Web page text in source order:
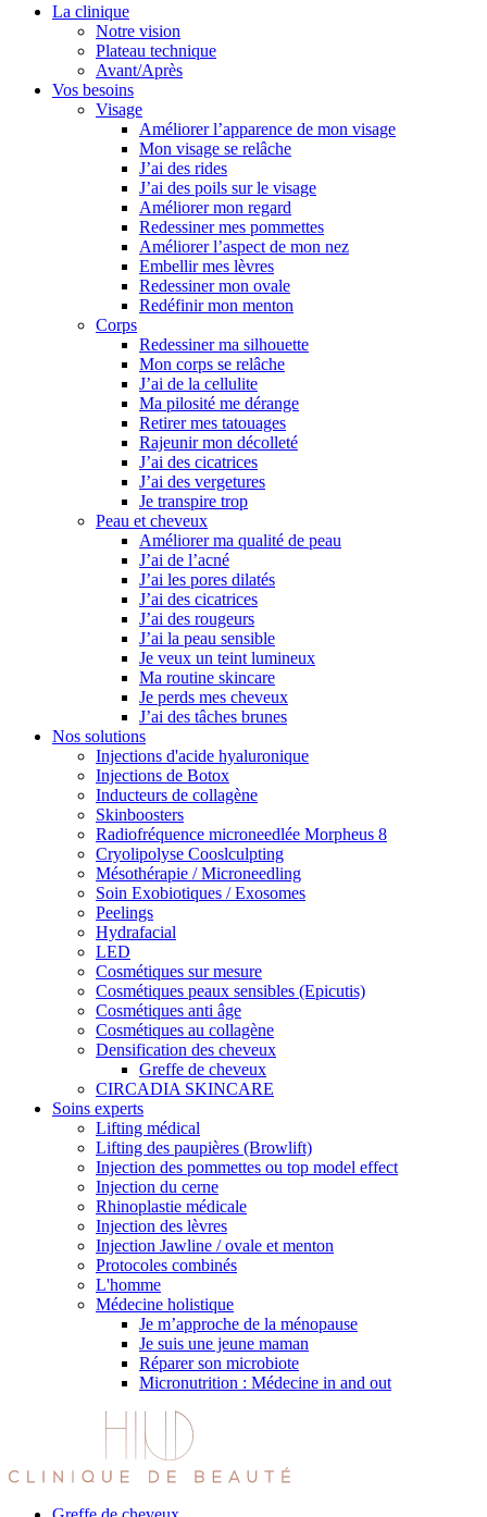
La clinique
Notre vision
Plateau technique
Avant/Après
Vos besoins
Visage
Améliorer l’apparence de mon visage
Mon visage se relâche
J’ai des rides
J’ai des poils sur le visage
Améliorer mon regard
Redessiner mes pommettes
Améliorer l’aspect de mon nez
Embellir mes lèvres
Redessiner mon ovale
Redéfinir mon menton
Corps
Redessiner ma silhouette
Mon corps se relâche
J’ai de la cellulite
Ma pilosité me dérange
Retirer mes tatouages
Rajeunir mon décolleté
J’ai des cicatrices
J’ai des vergetures
Je transpire trop
Peau et cheveux
Améliorer ma qualité de peau
J’ai de l’acné
J’ai les pores dilatés
J’ai des cicatrices
J’ai des rougeurs
J’ai la peau sensible
Je veux un teint lumineux
Ma routine skincare
Je perds mes cheveux
J’ai des tâches brunes
Nos solutions
Injections d'acide hyaluronique
Injections de Botox
Inducteurs de collagène
Skinboosters
Radiofréquence microneedlée Morpheus 8
Cryolipolyse Cooslculpting
Mésothérapie / Microneedling
Soin Exobiotiques / Exosomes
Peelings
Hydrafacial
LED
Cosmétiques sur mesure
Cosmétiques peaux sensibles (Epicutis)
Cosmétiques anti âge
Cosmétiques au collagène
Densification des cheveux
Greffe de cheveux
CIRCADIA SKINCARE
Soins experts
Lifting médical
Lifting des paupières (Browlift)
Injection des pommettes ou top model effect
Injection du cerne
Rhinoplastie médicale
Injection des lèvres
Injection Jawline / ovale et menton
Protocoles combinés
L'homme
Médecine holistique
Je m’approche de la ménopause
Je suis une jeune maman
Réparer son microbiote
Micronutrition : Médecine in and out